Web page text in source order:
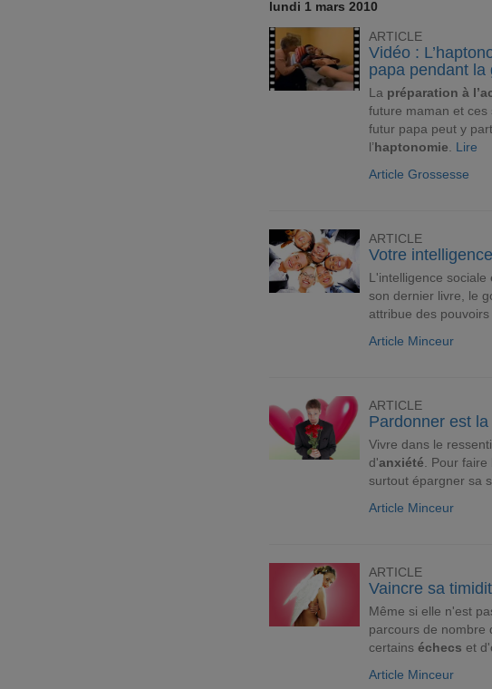
lundi 1 mars 2010
ARTICLE
Vidéo :
papa pendant la
La préparation à
future maman et ces
futur papa peut y
l’haptonomie
Lire
Article Grossesse
ARTICLE
Votre
L'intelligence
son dernier livre, le
attribue des pouvoirs
Article Minceur
ARTICLE
Pardonner est
Vivre dans le
d'anxiété . Pour
surtout épargner sa
Article Minceur
ARTICLE
Vaincre sa
Même si elle n'est
parcours de nombre
certains échecs et
Article Minceur